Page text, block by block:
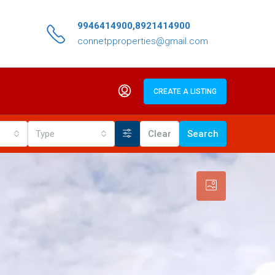
9946414900,8921414900
connetpproperties@gmail.com
CREATE A LISTING
Type Clear Search